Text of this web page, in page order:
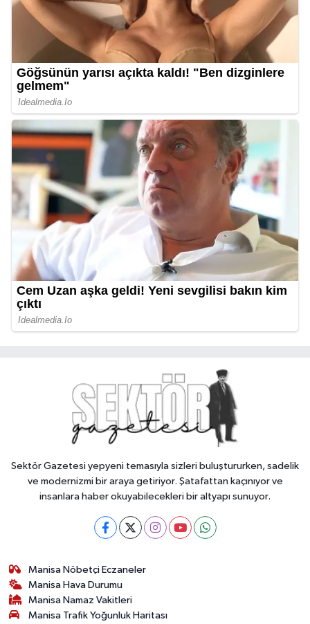
Sektör Gazetesi yepyeni temasıyla sizleri buluştururken, sadelik
ve modernizmi bir araya getiriyor. Şatafattan kaçınıyor ve
insanlara haber okuyabilecekleri bir altyapı sunuyor.
Manisa Nöbetçi Eczaneler
Manisa Hava Durumu
Manisa Namaz Vakitleri
Manisa Trafik Yoğunluk Haritası